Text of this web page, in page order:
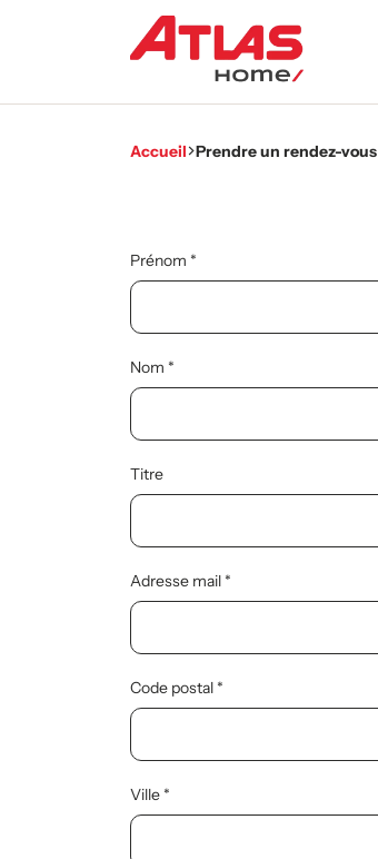
Accueil Prendre un rendez-vous
Prénom
Nom
Titre
Adresse mail
Code postal
Ville